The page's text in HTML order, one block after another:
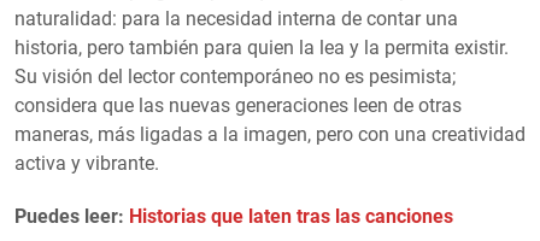
naturalidad: para la necesidad interna de contar una
historia, pero también para quien la lea y la permita existir.
Su visión del lector contemporáneo no es pesimista;
considera que las nuevas generaciones leen de otras
maneras, más ligadas a la imagen, pero con una creatividad
activa y vibrante.
Puedes leer: Historias que laten tras las canciones